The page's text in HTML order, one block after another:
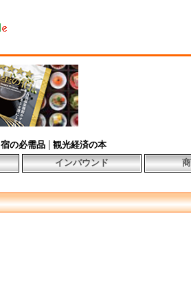
宿の必需品 | 観光経済の本
インバウンド